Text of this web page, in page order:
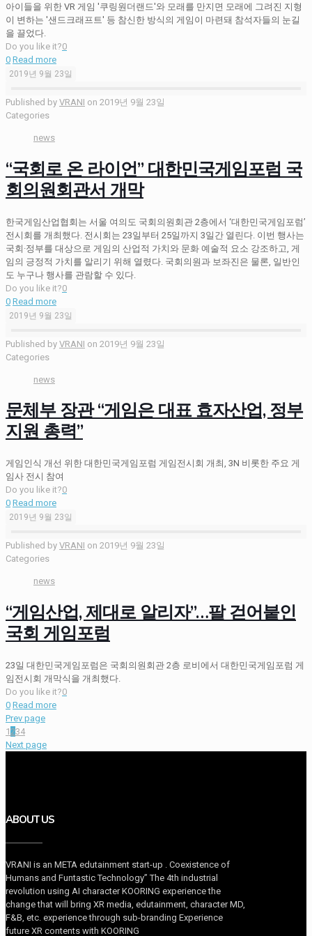
아이들을 위한 VR 게임 '쿠링원더랜드'와 모래를 만지면 모래에 그려진 지형
이 변하는 '샌드크래프트' 등 참신한 방식의 게임이 마련돼 참석자들의 눈길
을 끌었다.
Do you like it?0
0 Read more
2019년 9월 23일
Published by VRANI on 2019년 9월 23일
Categories
news
“국회로 온 라이언” 대한민국게임포럼 국
회의원회관서 개막
한국게임산업협회는 서울 여의도 국회의원회관 2층에서 ‘대한민국게임포럼’
전시회를 개최했다. 전시회는 23일부터 25일까지 3일간 열린다. 이번 행사는
국회·정부를 대상으로 게임의 산업적 가치와 문화 예술적 요소 강조하고, 게
임의 긍정적 가치를 알리기 위해 열렸다. 국회의원과 보좌진은 물론, 일반인
도 누구나 행사를 관람할 수 있다.
Do you like it?0
0 Read more
2019년 9월 23일
Published by VRANI on 2019년 9월 23일
Categories
news
문체부 장관 “게임은 대표 효자산업, 정부
지원 총력”
게임인식 개선 위한 대한민국게임포럼 게임전시회 개최, 3N 비롯한 주요 게
임사 전시 참여
Do you like it?0
0 Read more
2019년 9월 23일
Published by VRANI on 2019년 9월 23일
Categories
news
“게임산업, 제대로 알리자”…팔 걷어붙인
국회 게임포럼
23일 대한민국게임포럼은 국회의원회관 2층 로비에서 대한민국게임포럼 게
임전시회 개막식을 개최했다.
Do you like it?0
0 Read more
Prev page
1234
Next page
ABOUT US
VRANI is an META edutainment start-up . Coexistence of
Humans and Funtastic Technology” The 4th industrial
revolution using AI character KOORING experience the
change that will bring XR media, edutainment, character MD,
F&B, etc. experience through sub-branding Experience
future XR contents with KOORING